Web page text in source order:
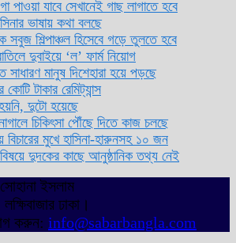
পাওয়া যাবে সেখানেই গাছ লাগাতে হবে
ভাষায় কথা বলছে
সবুজ শিল্পাঞ্চল হিসেবে গড়ে তুলতে হবে
দুবাইয়ে ‌‘ল’ ফার্ম নিয়োগ
সাধারণ মানুষ দিশেহারা হয়ে পড়ছে
টাকার রেমিট্যান্স
দুটো হয়েছে
চিকিৎসা পৌঁছে দিতে কাজ চলছে
বিচারের মুখে হাসিনা-হারুনসহ ১০ জন
দুদকের কাছে আনুষ্ঠানিক তথ্য নেই
ইসলাম
ঢাকা।
করুন: info@sabarbangla.com